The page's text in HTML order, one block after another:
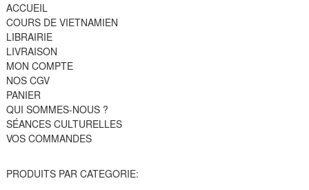
ACCUEIL
COURS DE VIETNAMIEN
LIBRAIRIE
LIVRAISON
MON COMPTE
NOS CGV
PANIER
QUI SOMMES-NOUS ?
SÉANCES CULTURELLES
VOS COMMANDES
PRODUITS PAR CATEGORIE: